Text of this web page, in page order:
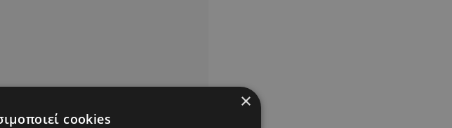
×
cookies